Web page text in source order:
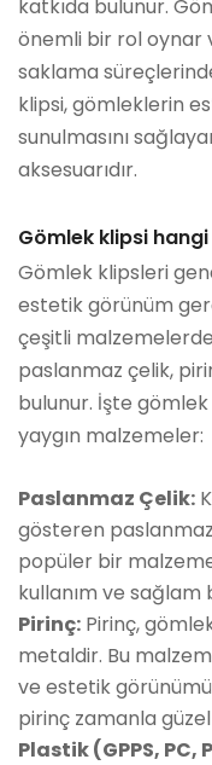
katkıda bulunur.
önemli bir rol oynar
saklama
klipsi, gömleklerin
sunulmasını
aksesuarıdır.
Gömlek klipsi
Gömlek klipsleri
estetik görünüm
çeşitli
paslanmaz çelik,
bulunur. İşte
yaygın malzemeler:
Paslanmaz Çelik:
gösteren
popüler bir
kullanım ve sağlam
Pirinç: Pirinç,
metaldir. Bu
ve estetik
pirinç zamanla
Plastik (GPPS, PC,